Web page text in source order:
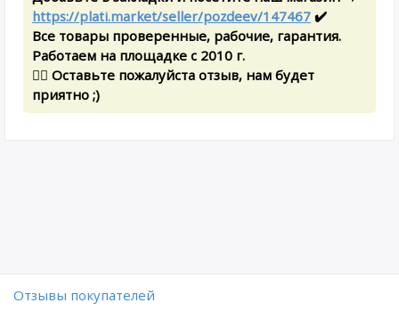
https://plati.market/seller/pozdeev/147467 ✔️
Все товары проверенные, рабочие, гарантия.
Работаем на площадке с 2010 г.
✍🏻 Оставьте пожалуйста отзыв, нам будет
приятно ;)
Отзывы покупателей